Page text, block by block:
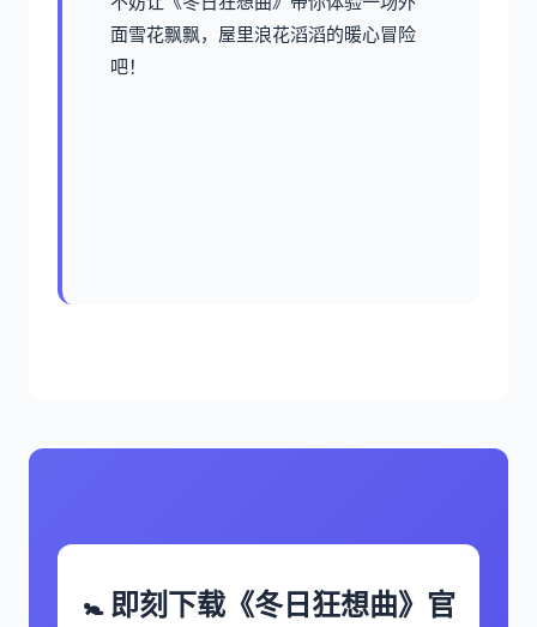
面雪花飘飘，屋里浪花滔滔​​的暖心冒险
吧！
🚼 即刻下载《冬日狂想曲》官